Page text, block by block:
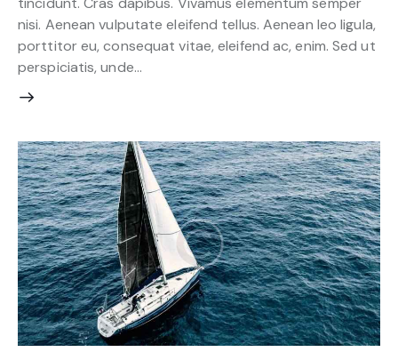
nisi. Aenean vulputate eleifend tellus. Aenean leo ligula,
porttitor eu, consequat vitae, eleifend ac, enim. Sed ut
perspiciatis, unde…